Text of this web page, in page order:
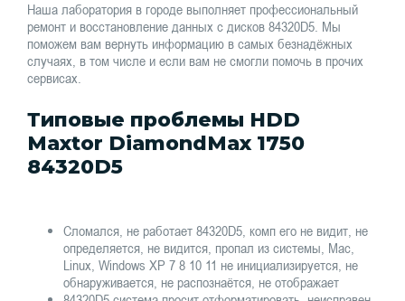
Наша лаборатория в городе выполняет профессиональный
ремонт и восстановление данных с дисков 84320D5. Мы
поможем вам вернуть информацию в самых безнадёжных
случаях, в том числе и если вам не смогли помочь в прочих
сервисах.
Типовые проблемы HDD
Maxtor DiamondMax 1750
84320D5
Сломался, не работает 84320D5, комп его не видит, не
определяется, не видится, пропал из системы, Mac,
Linux, Windows XP 7 8 10 11 не инициализируется, не
обнаруживается, не распознаётся, не отображает